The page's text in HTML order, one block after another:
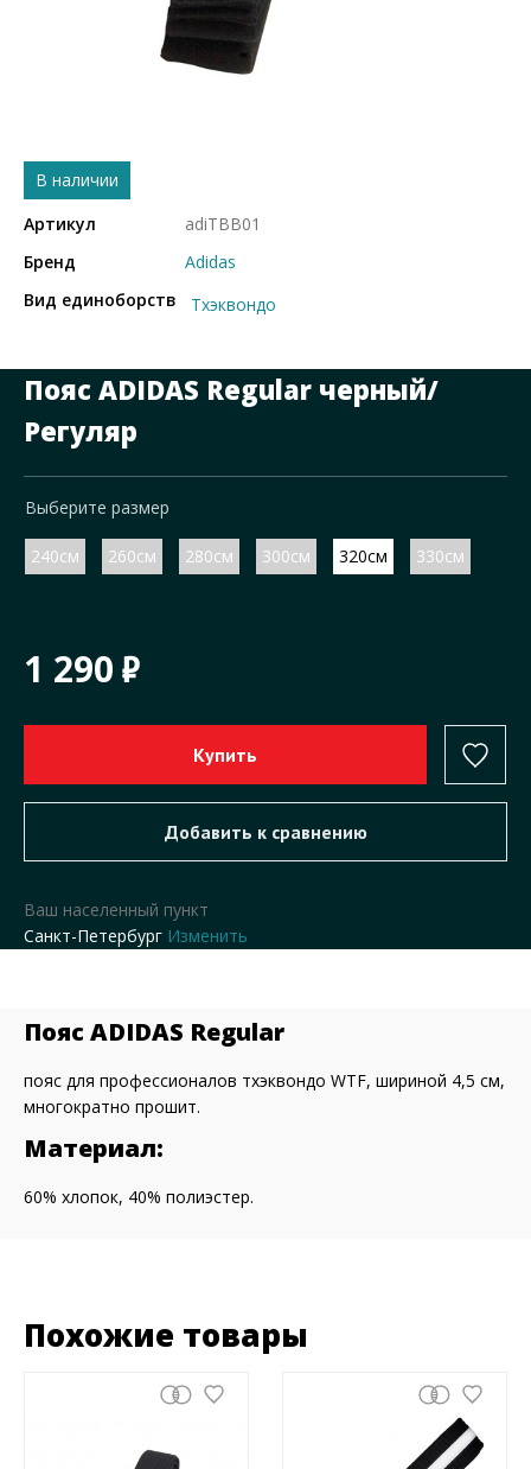
В наличии
Артикул
adiTBB01
Бренд
Adidas
Вид единоборств
Тхэквондо
Пояс ADIDAS Regular черный/
Регуляр
Выберите размер
240см 260см 280см 300см 320см 330см
1 290
Ваш населенный пункт
Санкт-Петербург Изменить
Пояс ADIDAS Regular
пояс для профессионалов тхэквондо WTF, шириной 4,5 см,
многократно прошит.
Материал:
60% хлопок, 40% полиэстер.
Похожие товары